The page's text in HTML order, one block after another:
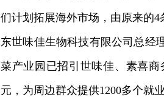
们计划拓展海外市场，由原来的
东世味佳生物科技有限公司总经
菜产业园已招引世味佳、素喜
元，为周边群众提供1200多个就业